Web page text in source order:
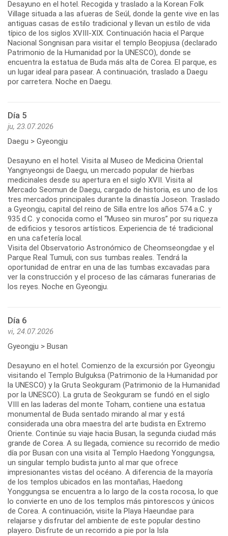
Desayuno en el hotel. Recogida y traslado a la Korean Folk
Village situada a las afueras de Seúl, donde la gente vive en las
antiguas casas de estilo tradicional y llevan un estilo de vida
típico de los siglos XVIII-XIX. Continuación hacia el Parque
Nacional Songnisan para visitar el templo Beopjusa (declarado
Patrimonio de la Humanidad por la UNESCO), donde se
encuentra la estatua de Buda más alta de Corea. El parque, es
un lugar ideal para pasear. A continuación, traslado a Daegu
por carretera. Noche en Daegu.
Día 5
ju, 23.07.2026
Daegu > Gyeongju
Desayuno en el hotel. Visita al Museo de Medicina Oriental
Yangnyeongsi de Daegu, un mercado popular de hierbas
medicinales desde su apertura en el siglo XVII. Visita al
Mercado Seomun de Daegu, cargado de historia, es uno de los
tres mercados principales durante la dinastía Joseon. Traslado
a Gyeongju, capital del reino de Silla entre los años 574 a.C. y
935 d.C. y conocida como el “Museo sin muros” por su riqueza
de edificios y tesoros artísticos. Experiencia de té tradicional
en una cafetería local.
Visita del Observatorio Astronómico de Cheomseongdae y el
Parque Real Tumuli, con sus tumbas reales. Tendrá la
oportunidad de entrar en una de las tumbas excavadas para
ver la construcción y el proceso de las cámaras funerarias de
los reyes. Noche en Gyeongju.
Día 6
vi, 24.07.2026
Gyeongju > Busan
Desayuno en el hotel. Comienzo de la excursión por Gyeongju
visitando el Templo Bulguksa (Patrimonio de la Humanidad por
la UNESCO) y la Gruta Seokguram (Patrimonio de la Humanidad
por la UNESCO). La gruta de Seokguram se fundó en el siglo
VIII en las laderas del monte Toham, contiene una estatua
monumental de Buda sentado mirando al mar y está
considerada una obra maestra del arte budista en Extremo
Oriente. Continúe su viaje hacia Busan, la segunda ciudad más
grande de Corea. A su llegada, comience su recorrido de medio
día por Busan con una visita al Templo Haedong Yonggungsa,
un singular templo budista junto al mar que ofrece
impresionantes vistas del océano. A diferencia de la mayoría
de los templos ubicados en las montañas, Haedong
Yonggungsa se encuentra a lo largo de la costa rocosa, lo que
lo convierte en uno de los templos más pintorescos y únicos
de Corea. A continuación, visite la Playa Haeundae para
relajarse y disfrutar del ambiente de este popular destino
playero. Disfrute de un recorrido a pie por la Isla